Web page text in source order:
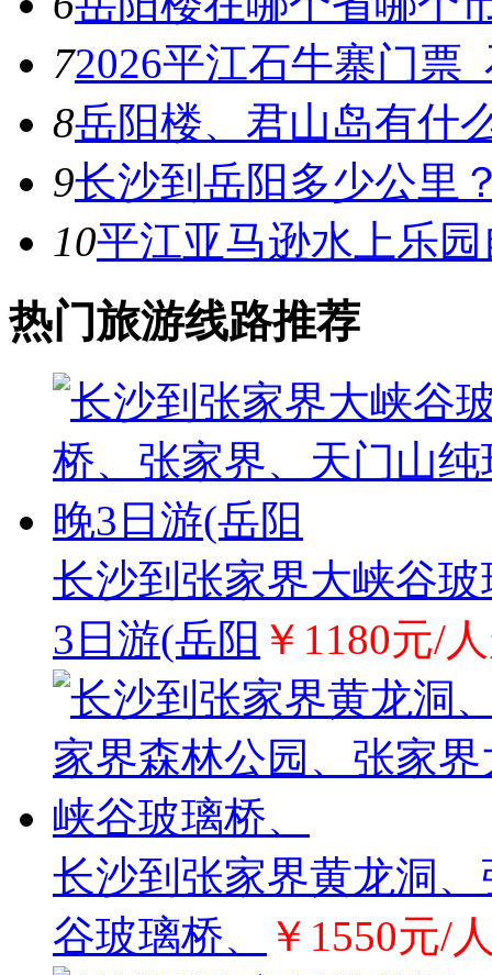
72026平江石牛寨门票
8岳阳楼、君山岛有什
9长沙到岳阳多少公里
10平江亚马逊水上乐
热门旅游线路推荐
长沙到张家界大峡谷
3日游(岳阳 ￥1180元/
长沙到张家界黄龙洞
谷玻璃桥、
￥1550元/